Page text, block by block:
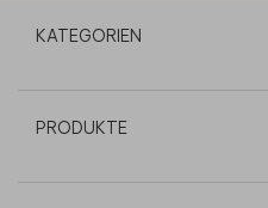
KATEGORIEN
PRODUKTE